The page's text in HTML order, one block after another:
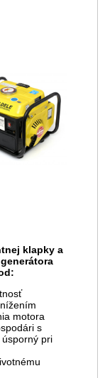
klapky a
motora
s
pri